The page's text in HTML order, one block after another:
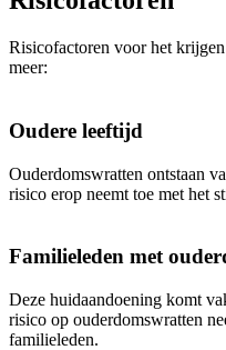
Risicofactoren voor het
meer:
Oudere leeftijd
Ouderdomswratten ontstaan
risico erop neemt toe met het
Familieleden met
Deze huidaandoening komt
risico op ouderdomswratten
familieleden.